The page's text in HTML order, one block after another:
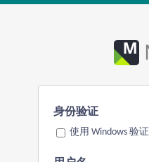
身份验证
使用 Windows 验证